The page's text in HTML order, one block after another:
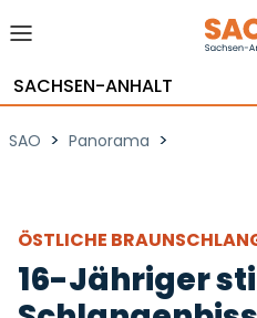
SACHSEN-ANHALT
SAO > Panorama >
ÖSTLICHE
16-Jähriger